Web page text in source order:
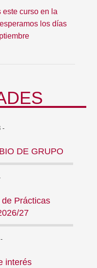
este curso en la
los días
-
DE GRUPO
Prácticas
27
interés